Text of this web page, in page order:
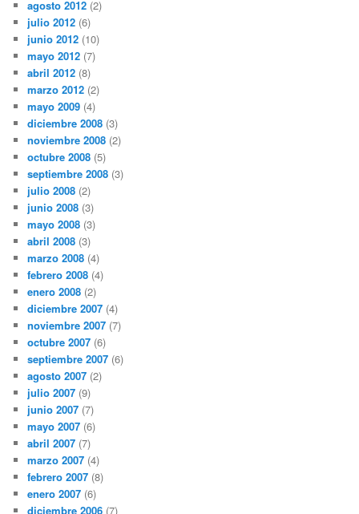
agosto 2012 (2)
julio 2012 (6)
junio 2012 (10)
mayo 2012 (7)
abril 2012 (8)
marzo 2012 (2)
mayo 2009 (4)
diciembre 2008 (3)
noviembre 2008 (2)
octubre 2008 (5)
septiembre 2008 (3)
julio 2008 (2)
junio 2008 (3)
mayo 2008 (3)
abril 2008 (3)
marzo 2008 (4)
febrero 2008 (4)
enero 2008 (2)
diciembre 2007 (4)
noviembre 2007 (7)
octubre 2007 (6)
septiembre 2007 (6)
agosto 2007 (2)
julio 2007 (9)
junio 2007 (7)
mayo 2007 (6)
abril 2007 (7)
marzo 2007 (4)
febrero 2007 (8)
enero 2007 (6)
diciembre 2006 (7)